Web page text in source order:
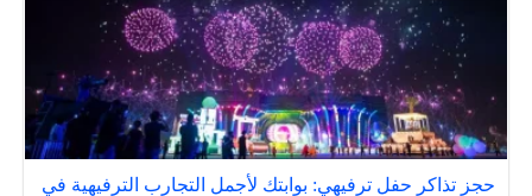
حجز تذاكر حفل ترفيهي: بوابتك لأجمل التجارب الترفيهية في